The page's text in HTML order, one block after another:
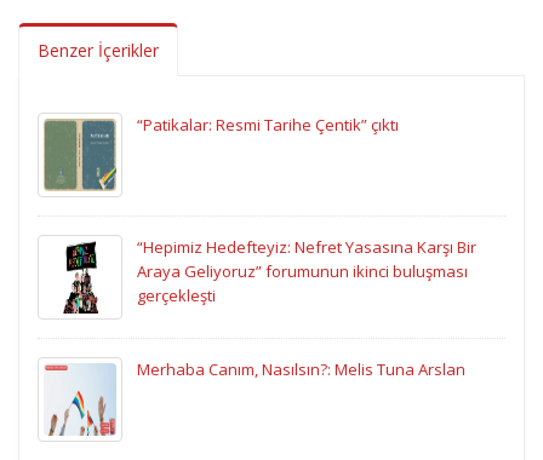
Benzer İçerikler
“Patikalar: Resmi Tarihe Çentik” çıktı
“Hepimiz Hedefteyiz: Nefret Yasasına Karşı Bir
Araya Geliyoruz” forumunun ikinci buluşması
gerçekleşti
Merhaba Canım, Nasılsın?: Melis Tuna Arslan